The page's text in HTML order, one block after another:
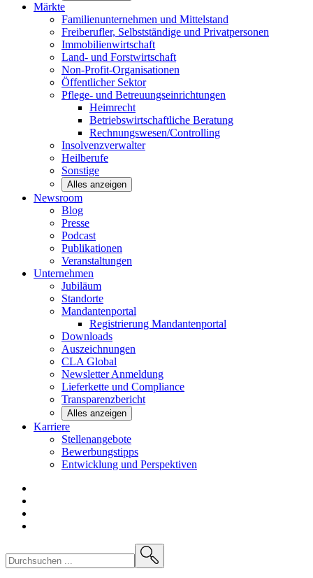
Märkte
Familienunternehmen und Mittelstand
Freiberufler, Selbstständige und Privatpersonen
Immobilienwirtschaft
Land- und Forstwirtschaft
Non-Profit-Organisationen
Öffentlicher Sektor
Pflege- und Betreuungseinrichtungen
Heimrecht
Betriebswirtschaftliche Beratung
Rechnungswesen/Controlling
Insolvenzverwalter
Heilberufe
Sonstige
Alles anzeigen
Newsroom
Blog
Presse
Podcast
Publikationen
Veranstaltungen
Unternehmen
Jubiläum
Standorte
Mandantenportal
Registrierung Mandantenportal
Downloads
Auszeichnungen
CLA Global
NewsletterAnmeldung
Lieferkette und Compliance
Transparenzbericht
Alles anzeigen
Karriere
Stellenangebote
Bewerbungstipps
Entwicklung und Perspektiven